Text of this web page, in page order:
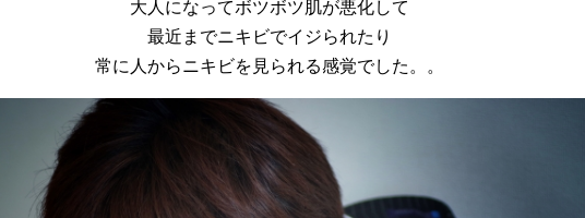
大人になってボツボツ肌が悪化して
最近までニキビでイジられたり
常に人からニキビを見られる感覚でした。。